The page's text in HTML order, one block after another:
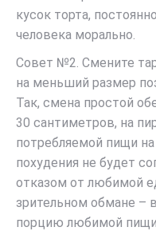
кусок торта,
человека морально.
Совет №2. Смените
на меньший размер
Так, смена простой
30 сантиметров, на
потребляемой пищи
похудения не будет
отказом от любимой
зрительном обмане –
порцию любимой пищи